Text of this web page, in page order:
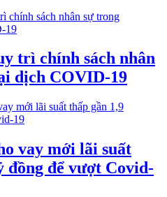
trì chính sách nhân
dịch COVID-19
vay mới lãi suất
đồng để vượt Covid-